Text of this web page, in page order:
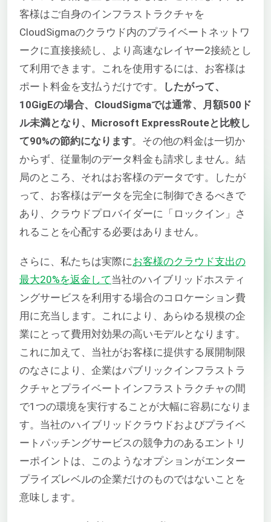
客様はご自身のインフラストラクチャを
CloudSigmaのクラウド内のプライベートネットワ
ークに直接接続し、より高速なレイヤー2接続とし
て利用できます。これを使用するには、お客様は
ポート料金を支払うだけです。
したがって、
10GigEの場合、CloudSigmaでは通常、月額500ド
ル未満となり、Microsoft ExpressRouteと比較し
て90%の節約になります。その他の料金は一切か
からず、従量制のデータ料金も請求しません。結
局のところ、それはお客様のデータです。したが
って、お客様はデータを完全に制御できるべきで
あり、クラウドプロバイダーに「ロックイン」さ
れることを心配する必要はありません。
さらに、私たちは実際にお客様のクラウド支出の
最大20%を返金して当社のハイブリッドホスティ
ングサービスを利用する場合のコロケーション費
用に充当します。これにより、あらゆる規模の企
業にとって費用対効果の高いモデルとなります。
これに加えて、当社がお客様に提供する展開制限
のなさにより、企業はパブリックインフラストラ
クチャとプライベートインフラストラクチャの間
で1つの環境を実行することが大幅に容易になりま
す。当社のハイブリッドクラウドおよびプライベ
ートパッチングサービスの競争力のあるエントリ
ーポイントは、このようなオプションがエンター
プライズレベルの企業だけのものではないことを
意味します。